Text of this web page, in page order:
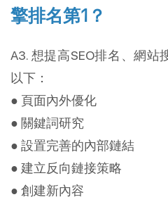
擎排名第1？
A3. 想提高SEO排名、網站
以下：
● 頁面內外優化
● 關鍵詞研究
● 設置完善的內部鏈結
● 建立反向鏈接策略
● 創建新內容